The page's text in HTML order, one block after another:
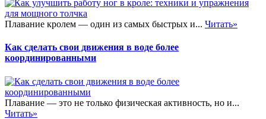
Плавание кролем — один из самых быстрых и... Читать»
Как сделать свои движения в воде более
координированными
Плавание — это не только физическая активность, но и...
Читать»